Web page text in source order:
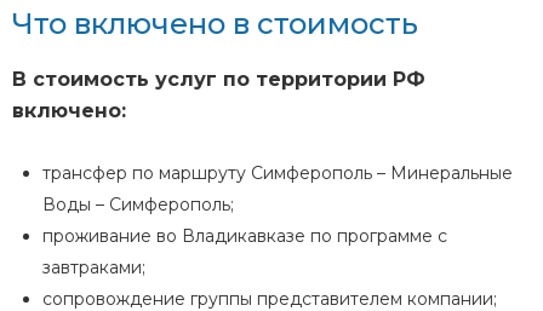
Что включено в стоимость
В стоимость услуг по территории РФ
включено:
трансфер по маршруту Симферополь – Минеральные
Воды – Симферополь;
проживание во Владикавказе по программе с
завтраками;
сопровождение группы представителем компании;